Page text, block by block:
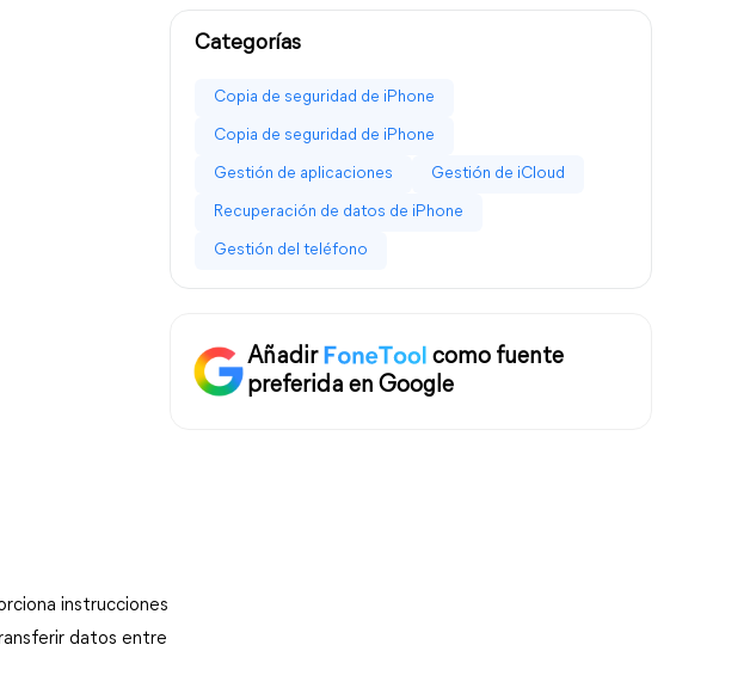
instrucciones
datos entre
Categorías
Copia de seguridad de iPhone
Copia de seguridad de iPhone
Gestión de aplicaciones Gestión de iCloud
Recuperación de datos de iPhone
Gestión del teléfono
Añadir
como fuente
preferida en Google